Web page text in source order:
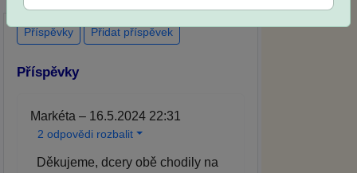
Příspěvky Přidat příspěvek
Příspěvky
Markéta – 16.5.2024 22:31
2 odpovědi rozbalit
Děkujeme, dcery obě chodily na